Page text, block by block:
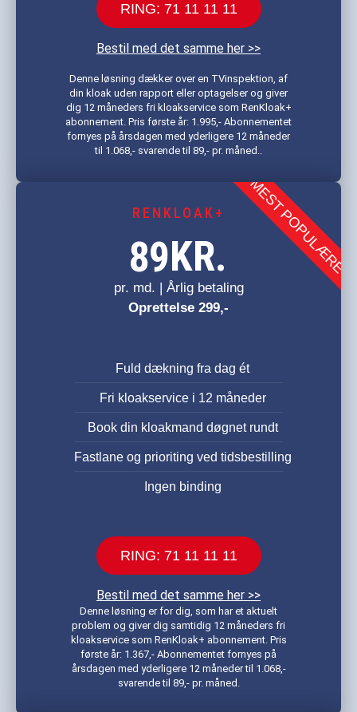
RING: 71 11 11 11
Bestil med det samme her >>
Denne løsning dækker over en TVinspektion, af
din kloak uden rapport eller optagelser og giver
dig 12 måneders fri kloakservice som RenKloak+
abonnement. Pris første år: 1.995,- Abonnementet
fornyes på årsdagen med yderligere 12 måneder
til 1.068,- svarende til 89,- pr. måned..
RENKLOAK+
89KR.
pr. md. | Årlig betaling
Oprettelse 299,-
Fuld dækning fra dag ét
Fri kloakservice i 12 måneder
Book din kloakmand døgnet rundt
Fastlane og prioriting ved tidsbestilling
Ingen binding
RING: 71 11 11 11
Bestil med det samme her >>
Denne løsning er for dig, som har et aktuelt
problem og giver dig samtidig 12 måneders fri
kloakservice som RenKloak+ abonnement. Pris
første år: 1.367,- Abonnementet fornyes på
årsdagen med yderligere 12 måneder til 1.068,-
svarende til 89,- pr. måned.
MEST POPULÆRE